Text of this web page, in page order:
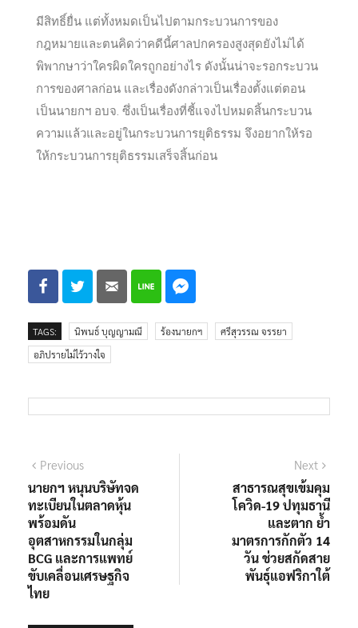
มีสิทธิ์ยื่น แต่ทั้งหมดเป็นไปตามกระบวนการของ
กฎหมายและตนคิดว่าคดีนี้ศาลปกครองสูงสุดยังไม่ได้
พิพากษาว่าใครผิดใครถูกอย่างไร ดังนั้นน่าจะรอกระบวน
การของศาลก่อน และเรื่องดังกล่าวเป็นเรื่องตั้งแต่ตอน
เป็นนายกฯ อบจ. ซึ่งเป็นเรื่องที่ชี้แจงไปหมดสิ้นกระบวน
ความแล้วและอยู่ในกระบวนการยุติธรรม จึงอยากให้รอ
ให้กระบวนการยุติธรรมเสร็จสิ้นก่อน
TAGS: นิพนธ์ บุญญามณี ร้องนายกฯ
ศรีสุวรรณ จรรยา
อภิปรายไม่ไว้วางใจ
Previous
นายกฯ หนุนบริษัทจด
ทะเบียนในตลาดหุ้น
พร้อมดัน
อุตสาหกรรมในกลุ่ม
BCG และการแพทย์
ขับเคลื่อนเศรษฐกิจ
ไทย
Next
สาธารณสุขเข้มคุม
โควิด-19 ปทุมธานี
และตาก ย้ำ
มาตรการกักตัว 14
วัน ช่วยสกัดสาย
พันธุ์แอฟริกาใต้